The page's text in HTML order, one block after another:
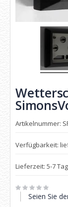
Artikelnummer:
Verfügbarkeit:
Lieferzeit: 5-7
Seien Sie